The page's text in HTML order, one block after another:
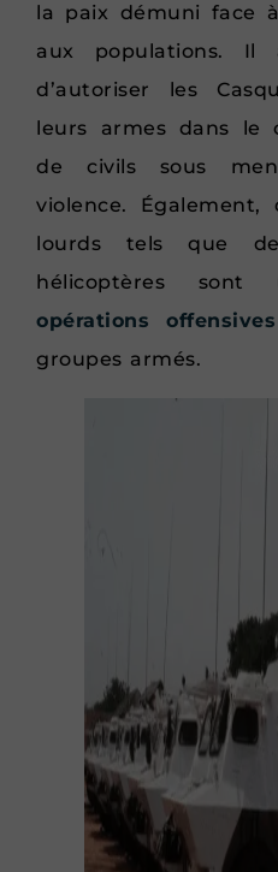
la paix démuni face
aux populations.
d’autoriser les
leurs armes dans le
de civils sous
violence.
lourds tels que
hélicoptères
opérations
groupes armés.